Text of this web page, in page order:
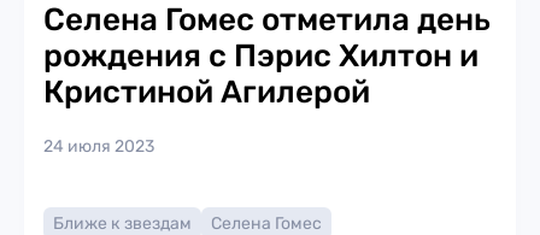
Селена Гомес отметила день
рождения с Пэрис Хилтон и
Кристиной Агилерой
24 июля 2023
Ближе к звездам
Селена Гомес